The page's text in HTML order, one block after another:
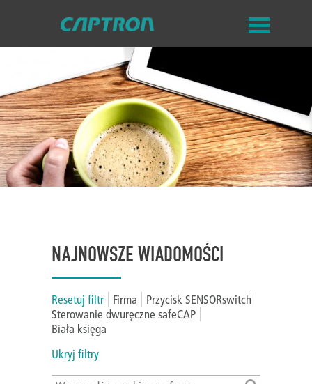
NAJNOWSZE WIADOMOŚCI
Resetuj filtr Firma
Przycisk SENSORswitch
Sterowanie dwuręczne safeCAP
Biała księga
Ukryj filtry